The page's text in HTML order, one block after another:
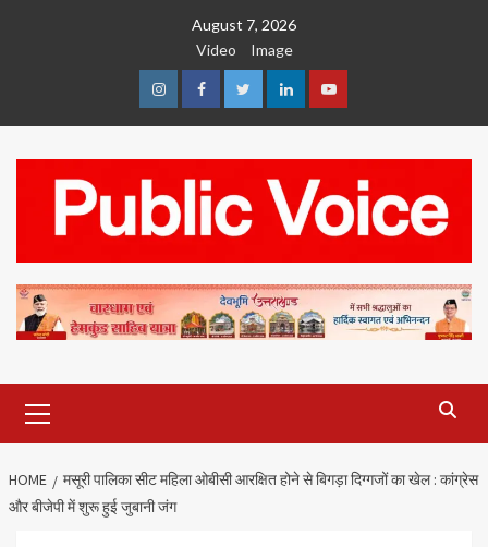
August 7, 2026
Video
Image
InstagramFacebookTwitterLinkedinYoutube
Menu
HOME
मसूरी पालिका सीट महिला ओबीसी आरक्षित होने से बिगड़ा दिग्गजों का खेल : कांग्रेस
और बीजेपी में शुरू हुई जुबानी जंग